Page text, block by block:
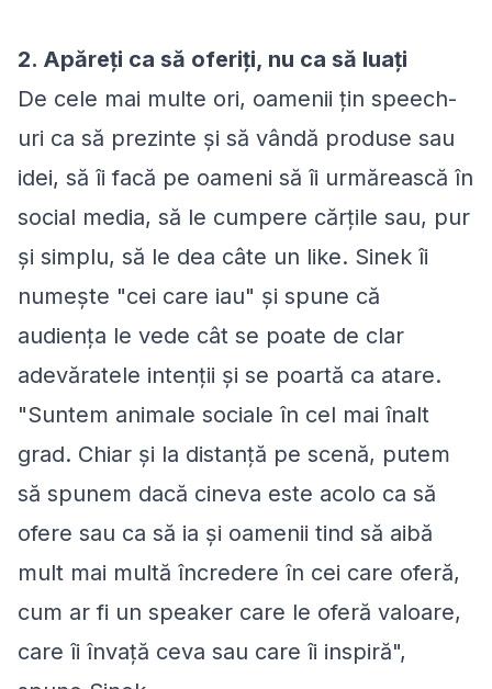
2. Apăreți ca să oferiți, nu ca să luați
De cele mai multe ori, oamenii țin speech-
uri ca să prezinte și să vândă produse sau
idei, să îi facă pe oameni să îi urmărească în
social media, să le cumpere cărțile sau, pur
și simplu, să le dea câte un like. Sinek îi
numește "cei care iau" și spune că
audiența le vede cât se poate de clar
adevăratele intenții și se poartă ca atare.
"Suntem animale sociale în cel mai înalt
grad. Chiar și la distanță pe scenă, putem
să spunem dacă cineva este acolo ca să
ofere sau ca să ia și oamenii tind să aibă
mult mai multă încredere în cei care oferă,
cum ar fi un speaker care le oferă valoare,
care îi învață ceva sau care îi inspiră",